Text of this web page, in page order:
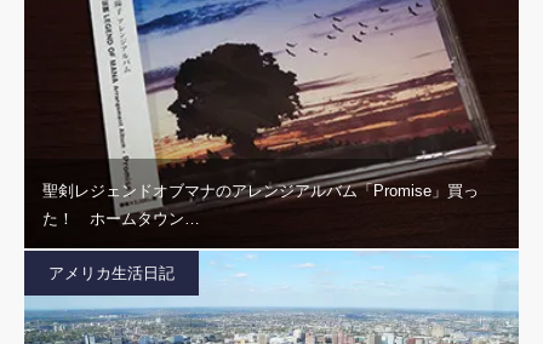
聖剣レジェンドオブマナのアレンジアルバム「Promise」買っ
た！ ホームタウン…
アメリカ生活日記